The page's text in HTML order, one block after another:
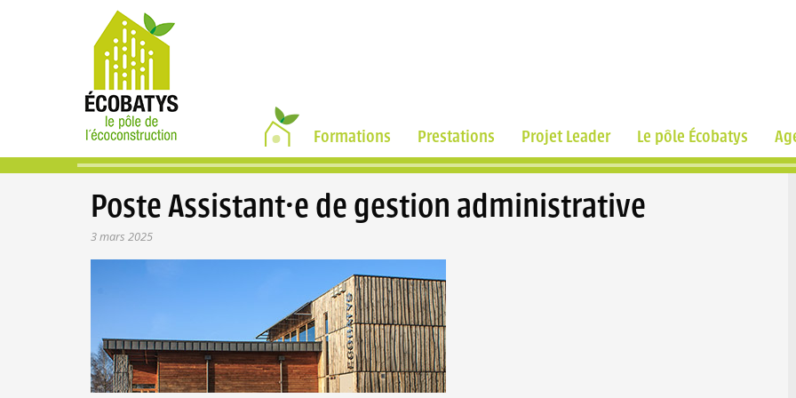
• Formations Prestations Projet Leader Le pôle Écobatys
Poste Assistant·e de gestion administrative
3 mars 2025